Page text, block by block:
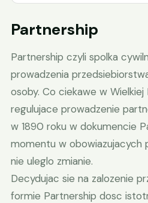
Partnership
Partnership czyli spolka
prowadzenia
osoby. Co ciekawe w
regulujace prowadzenie
w 1890 roku w dokumencie
momentu w obowiazujacych
nie uleglo zmianie.
Decydujac sie na zalozenie
formie Partnership dosc